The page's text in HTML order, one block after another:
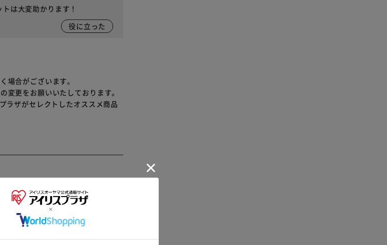
は大変助かります！
役に立った
場合がございます。
変更をお願いいたしております。
ラザがセレクトしたオススメ商品
ださい